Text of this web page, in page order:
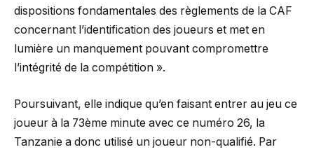
dispositions fondamentales des règlements de la CAF
concernant l’identification des joueurs et met en
lumière un manquement pouvant compromettre
l’intégrité de la compétition ».
Poursuivant, elle indique qu’en faisant entrer au jeu ce
joueur à la 73ème minute avec ce numéro 26, la
Tanzanie a donc utilisé un joueur non-qualifié. Par